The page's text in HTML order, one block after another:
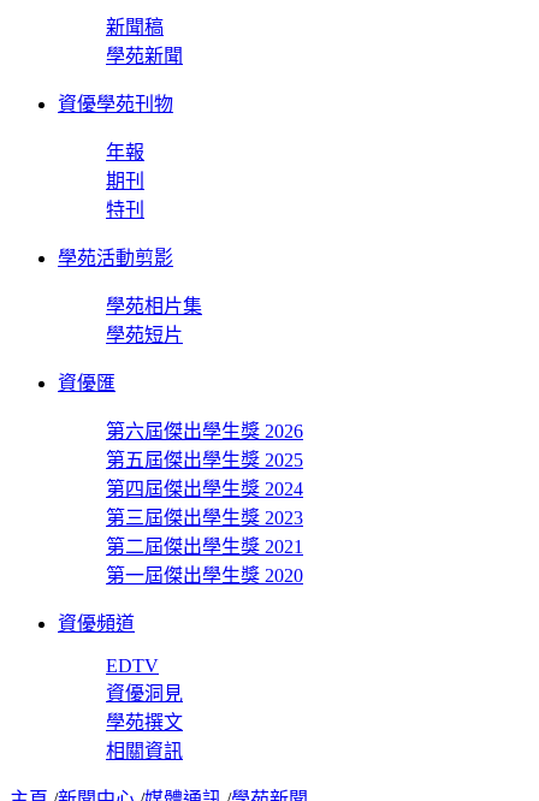
新聞稿
學苑新聞
資優學苑刊物
年報
期刊
特刊
學苑活動剪影
學苑相片集
學苑短片
資優匯
第六屆傑出學生獎 2026
第五屆傑出學生獎 2025
第四屆傑出學生獎 2024
第三屆傑出學生獎 2023
第二屆傑出學生獎 2021
第一屆傑出學生獎 2020
資優頻道
EDTV
資優洞見
學苑撰文
相關資訊